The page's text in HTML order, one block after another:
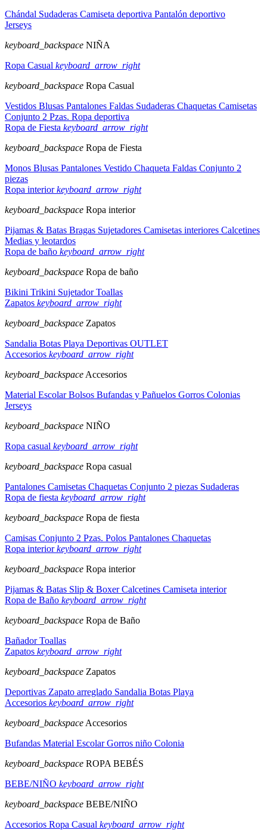
Chándal Sudaderas Camiseta deportiva Pantalón deportivo
Jerseys
keyboard_backspace NIÑA
Ropa Casual keyboard_arrow_right
keyboard_backspace Ropa Casual
Vestidos Blusas Pantalones Faldas Sudaderas Chaquetas Camisetas
Conjunto 2 Pzas. Ropa deportiva
Ropa de Fiesta keyboard_arrow_right
keyboard_backspace Ropa de Fiesta
Monos Blusas Pantalones Vestido Chaqueta Faldas Conjunto 2
piezas
Ropa interiorkeyboard_arrow_right
keyboard_backspace Ropa interior
Pijamas & Batas Bragas Sujetadores Camisetas interiores Calcetines
Medias y leotardos
Ropa de baño keyboard_arrow_right
keyboard_backspace Ropa de baño
Bikini Trikini SujetadorToallas
Zapatos keyboard_arrow_right
keyboard_backspace Zapatos
Sandalia Botas Playa Deportivas OUTLET
Accesorios keyboard_arrow_right
keyboard_backspace Accesorios
Material EscolarBolsos Bufandas y Pañuelos Gorros Colonias
Jerseys
keyboard_backspace NIÑO
Ropa casual keyboard_arrow_right
keyboard_backspace Ropa casual
Pantalones Camisetas Chaquetas Conjunto 2 piezas Sudaderas
Ropa de fiesta keyboard_arrow_right
keyboard_backspace Ropa de fiesta
Camisas Conjunto 2 Pzas. Polos Pantalones Chaquetas
Ropa interiorkeyboard_arrow_right
keyboard_backspace Ropa interior
Pijamas & Batas Slip & BoxerCalcetines Camiseta interior
Ropa de Baño keyboard_arrow_right
keyboard_backspace Ropa de Baño
BañadorToallas
Zapatos keyboard_arrow_right
keyboard_backspace Zapatos
Deportivas Zapato arreglado Sandalia Botas Playa
Accesorios keyboard_arrow_right
keyboard_backspace Accesorios
Bufandas Material EscolarGorros niño Colonia
keyboard_backspace ROPA BEBÉS
BEBE/NIÑO keyboard_arrow_right
keyboard_backspace BEBE/NIÑO
Accesorios Ropa Casual keyboard_arrow_right